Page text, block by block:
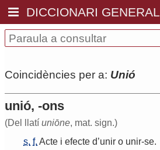
DICCIONARI GENERAL
Coincidències per a: Unió
unió, -ons
(Del llatí uniōne, mat. sign.)
s. f. Acte i efecte d’unir o unir-se.